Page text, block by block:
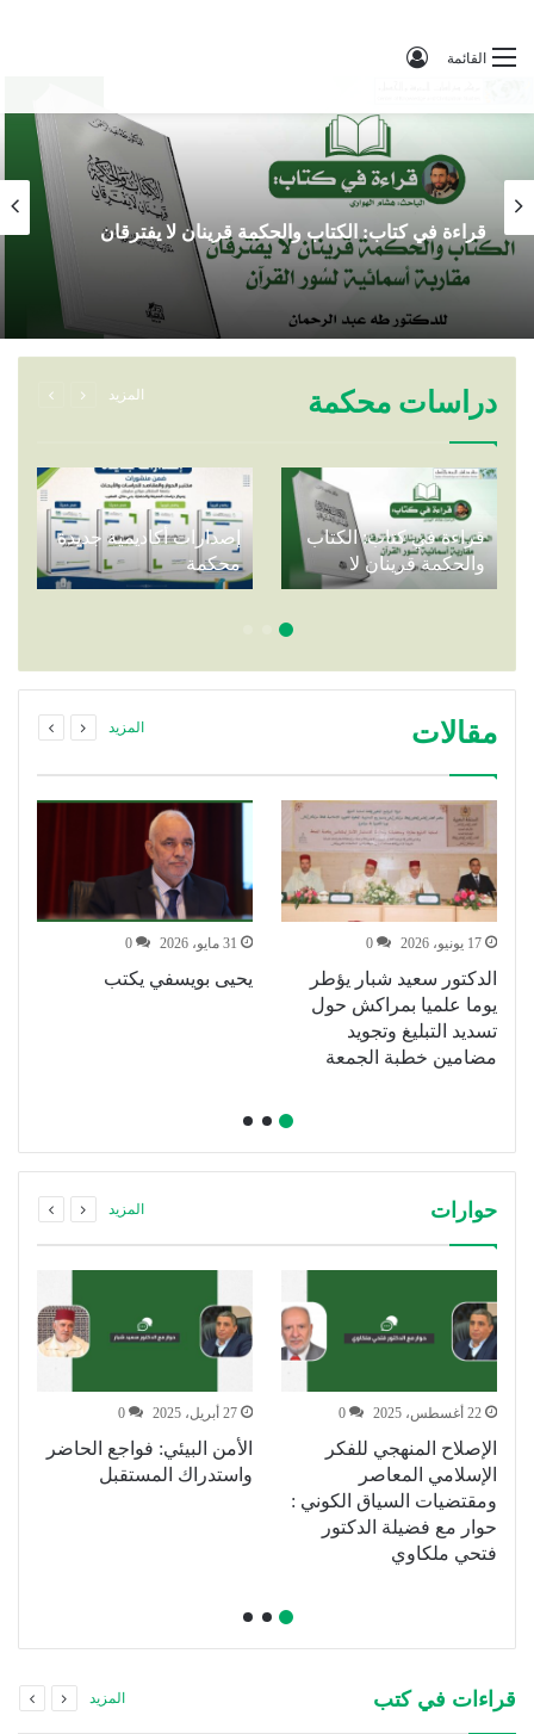
القائمة
قراءة في كتاب: الكتاب والحكمة قرينان لا يفترقان
دراسات محكمة المزيد
قراءة في كتاب: الكتاب
والحكمة قرينان لا
يفترقان
إصدارات أكاديمية جديدة
محكمة
مقالات المزيد
17 يونيو، 2026 0
الدكتور سعيد شبار يؤطر
يوما علميا بمراكش حول
تسديد التبليغ وتجويد
مضامين خطبة الجمعة
31 مايو، 2026 0
يحيى بويسفي يكتب
حوارات المزيد
22 أغسطس، 2025 0
الإصلاح المنهجي للفكر
الإسلامي المعاصر
ومقتضيات السياق الكوني :
حوار مع فضيلة الدكتور
فتحي ملكاوي
27 أبريل، 2025 0
الأمن البيئي: فواجع الحاضر
واستدراك المستقبل
قراءات في كتب المزيد